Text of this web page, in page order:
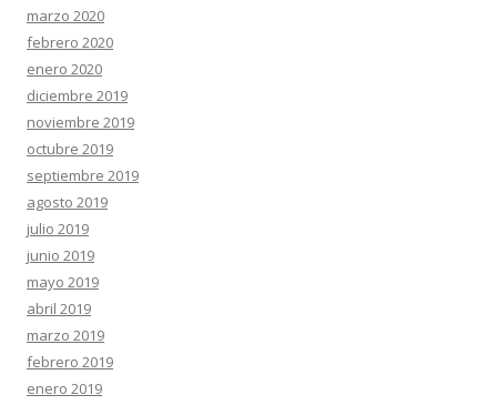
marzo 2020
febrero 2020
enero 2020
diciembre 2019
noviembre 2019
octubre 2019
septiembre 2019
agosto 2019
julio 2019
junio 2019
mayo 2019
abril 2019
marzo 2019
febrero 2019
enero 2019